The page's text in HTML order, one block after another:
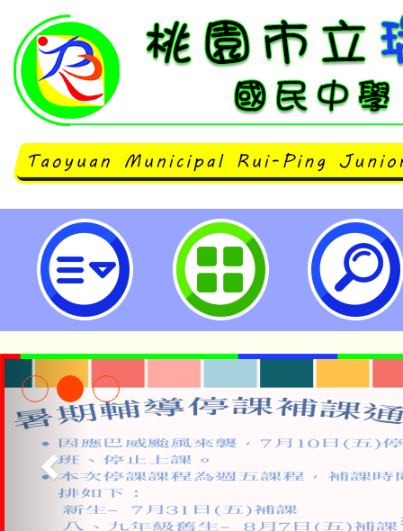
neilrpjhstyc網站設計者：徐嘉